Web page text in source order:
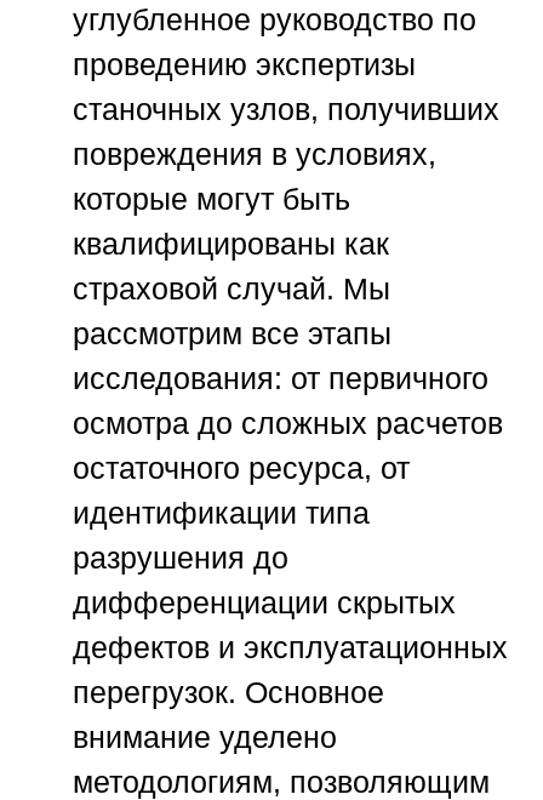
углубленное руководство по
проведению экспертизы
станочных узлов, получивших
повреждения в условиях,
которые могут быть
квалифицированы как
страховой случай. Мы
рассмотрим все этапы
исследования: от первичного
осмотра до сложных расчетов
остаточного ресурса, от
идентификации типа
разрушения до
дифференциации скрытых
дефектов и эксплуатационных
перегрузок. Основное
внимание уделено
методологиям, позволяющим